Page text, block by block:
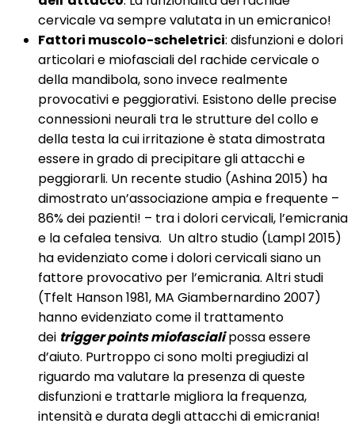
cervicale va sempre valutata in un emicranico!
Fattori muscolo-scheletrici: disfunzioni e dolori
articolari e miofasciali del rachide cervicale o
della mandibola, sono invece realmente
provocativi e peggiorativi. Esistono delle precise
connessioni neurali tra le strutture del collo e
della testa la cui irritazione è stata dimostrata
essere in grado di precipitare gli attacchi e
peggiorarli. Un recente studio (Ashina 2015) ha
dimostrato un’associazione ampia e frequente –
86% dei pazienti! – tra i dolori cervicali, l’emicrania
e la cefalea tensiva. Un altro studio (Lampl 2015)
ha evidenziato come i dolori cervicali siano un
fattore provocativo per l’emicrania. Altri studi
(Tfelt Hanson 1981, MA Giambernardino 2007)
hanno evidenziato come il trattamento
dei trigger points miofascialipossa essere
d’aiuto. Purtroppo ci sono molti pregiudizi al
riguardo ma valutare la presenza di queste
disfunzioni e trattarle migliora la frequenza,
intensità e durata degli attacchi di emicrania!